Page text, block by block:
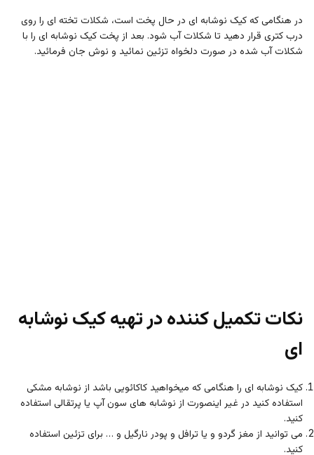
در هنگامی که کیک نوشابه ای در حال پخت است، شکلات تخته ای را روی
درب کتری قرار دهید تا شکلات آب شود. بعد از پخت کیک نوشابه ای را با
شکلات آب شده در صورت دلخواه تزئین نمائید و نوش جان فرمائید.
نکات تکمیل کننده در تهیه کیک نوشابه
ای
کیک نوشابه ای را هنگامی که میخواهید کاکائویی باشد از نوشابه مشکی
استفاده کنید در غیر اینصورت از نوشابه های سون آپ یا پرتقالی استفاده
کنید.
می توانید از مغز گردو و یا ترافل و پودر نارگیل و … برای تزئین استفاده
کنید.